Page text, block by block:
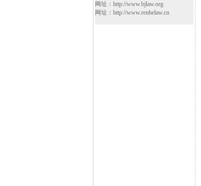
网址：http://www.bjlaw.org
网址：http://www.renhelaw.cn